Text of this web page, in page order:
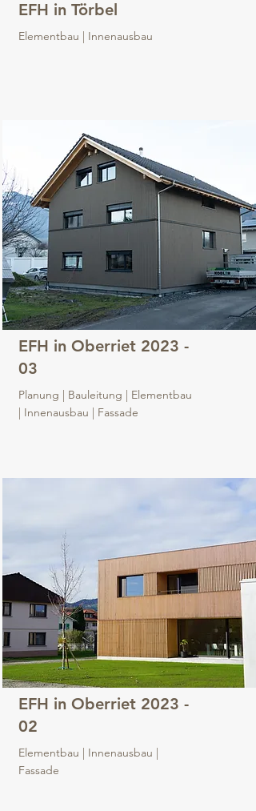
EFH in Törbel
Elementbau | Innenausbau
EFH in Oberriet 2023 -
03
Planung | Bauleitung | Elementbau
| Innenausbau | Fassade
EFH in Oberriet 2023 -
02
Elementbau | Innenausbau |
Fassade